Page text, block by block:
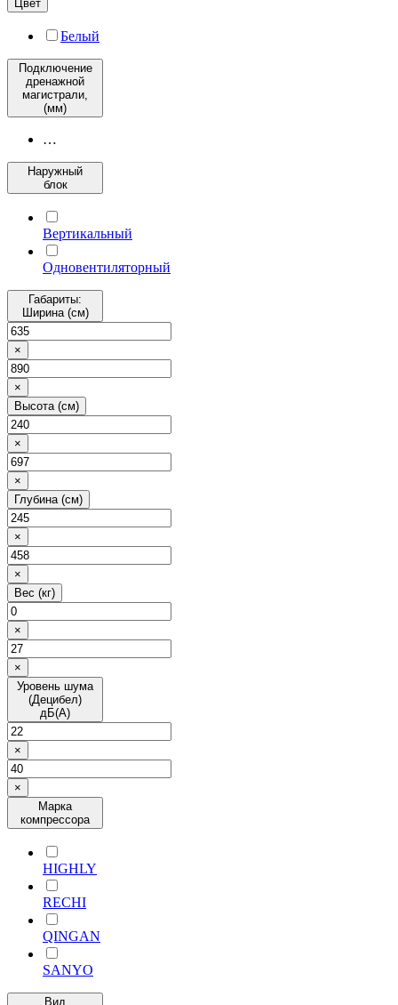
Цвет
Белый
Подключение
дренажной
магистрали,
(мм)
…
Наружный
блок
Вертикальный
Одновентиляторный
Габариты:
Ширина (см)
×
×
Высота (см)
×
×
Глубина (см)
×
×
Вес (кг)
×
×
Уровень шума
(Децибел)
дБ(А)
×
×
Марка
компрессора
HIGHLY
RECHI
QINGAN
SANYO
Вид